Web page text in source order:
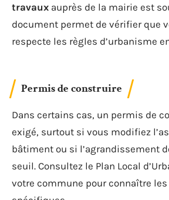
travaux auprès de la mairie est
document permet de vérifier que
respecte les règles d’urbanisme
Permis de construire
Dans certains cas, un permis de
exigé, surtout si vous modifiez
bâtiment ou si l’agrandissement
seuil. Consultez le Plan Local
votre commune pour connaître les